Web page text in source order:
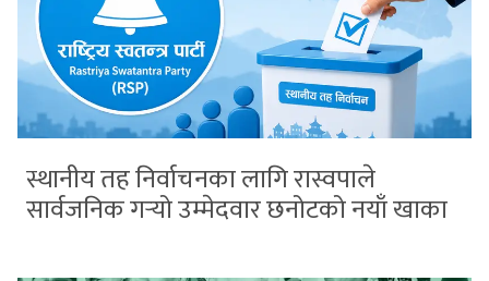
स्थानीय तह निर्वाचनका लागि रास्वपाले
सार्वजनिक गर्‍यो उम्मेदवार छनोटको नयाँ खाका